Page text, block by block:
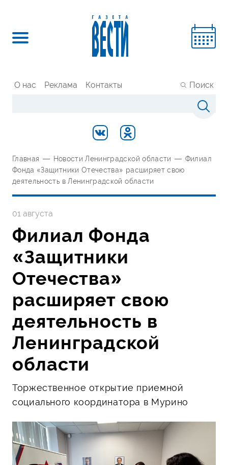
О нас Реклама Контакты Поиск
Главная — Новости Ленинградской области — Филиал
Фонда «Защитники Отечества» расширяет свою
деятельность в Ленинградской области
01 августа
Филиал Фонда
«Защитники
Отечества»
расширяет свою
деятельность в
Ленинградской
области
Торжественное открытие приемной
социального координатора в Мурино